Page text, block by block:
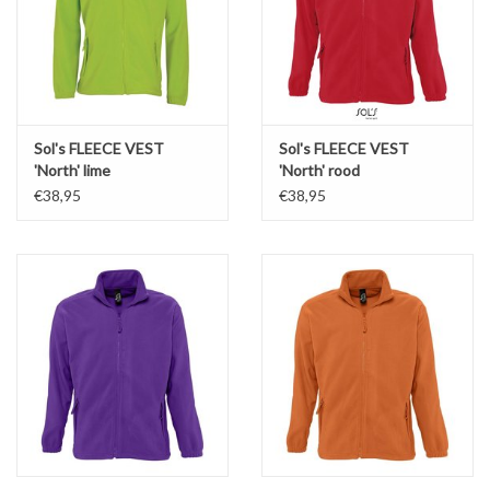
Sol's FLEECE VEST
'North' lime
€38,95
Sol's FLEECE VEST
'North' rood
€38,95